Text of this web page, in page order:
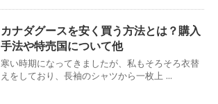
カナダグースを安く買う方法とは？購入
手法や特売国について他
寒い時期になってきましたが、私もそろそろ衣替
えをしており、長袖のシャツから一枚上 ...